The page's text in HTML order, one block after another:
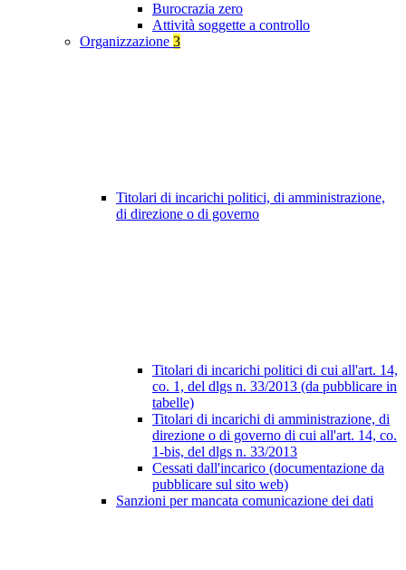
Burocrazia zero
Attività soggette a controllo
Organizzazione 3
Titolari di incarichi politici, di amministrazione,
di direzione o di governo
Titolari di incarichi politici di cui all'art. 14,
co. 1, del dlgs n. 33/2013 (da pubblicare in
tabelle)
Titolari di incarichi di amministrazione, di
direzione o di governo di cui all'art. 14, co.
1-bis, del dlgs n. 33/2013
Cessati dall'incarico (documentazione da
pubblicare sul sito web)
Sanzioni per mancata comunicazione dei dati